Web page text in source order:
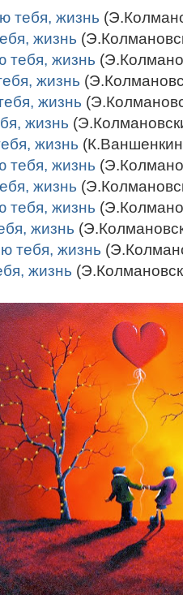
тебя, жизнь
жизнь
тебя, жизнь
жизнь
жизнь
жизнь
жизнь
тебя, жизнь
жизнь
тебя, жизнь
жизнь
тебя, жизнь
жизнь